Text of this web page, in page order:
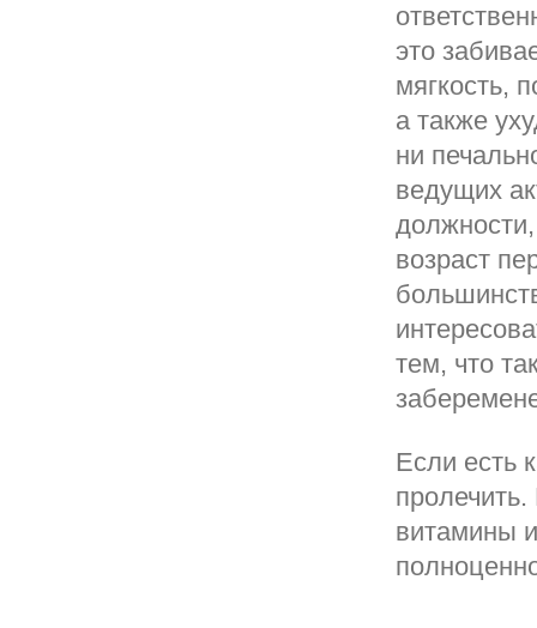
это
мягкость,
а также
ни
ведущих
возраст
тем, что
Если есть
витамины